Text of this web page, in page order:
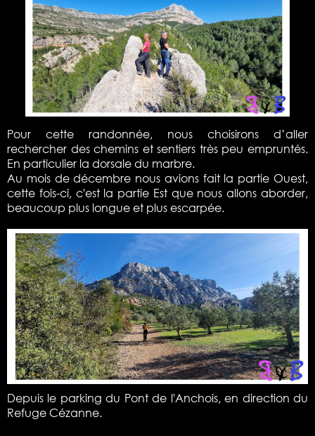
Pour cette randonnée, nous choisirons d’aller
rechercher des chemins et sentiers très peu empruntés.
En particulier la dorsale du marbre.
Au mois de décembre nous avions fait la partie Ouest,
cette fois-ci, c'est la partie Est que nous allons aborder,
beaucoup plus longue et plus escarpée.
Depuis le parking du Pont de l'Anchois, en direction du
Refuge Cézanne.